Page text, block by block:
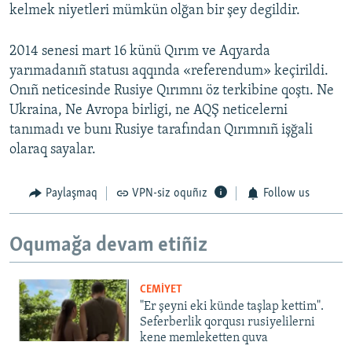
kelmek niyetleri mümkün olğan bir şey degildir.
2014 senesi mart 16 künü Qırım ve Aqyarda
yarımadanıñ statusı aqqında «referendum» keçirildi.
Onıñ neticesinde Rusiye Qırımnı öz terkibine qoştı. Ne
Ukraina, Ne Avropa birligi, ne AQŞ neticelerni
tanımadı ve bunı Rusiye tarafından Qırımnıñ işğali
olaraq sayalar.
Paylaşmaq VPN-siz oquñız Follow us
Oqumağa devam etiñiz
CEMİYET
"Er şeyni eki künde taşlap kettim".
Seferberlik qorqusı rusiyelilerni
kene memleketten quva